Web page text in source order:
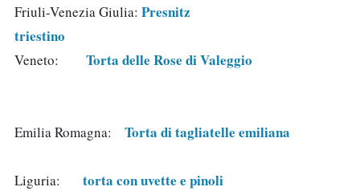
Friuli-Venezia Giulia: Presnitz
triestino
Veneto: Torta delle Rose di Valeggio
Emilia Romagna: Torta di tagliatelle emiliana
Liguria: torta con uvette e pinoli